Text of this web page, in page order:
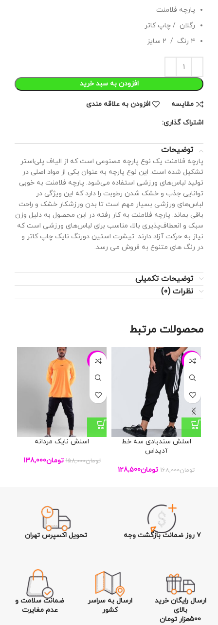
پارچه فلامنت
رگلان / چاپ کاتر
۴ رنگ / ۲ سایز
افزودن به سبد خرید
مقايسه افزودن به علاقه مندی
اشتراک گذاری:
توضیحات
پارچه فلامنت یک نوع پارچه مصنوعی است که از الیاف پلی‌استر
تشکیل شده است. این نوع پارچه به عنوان یکی از مواد اصلی در
تولید لباس‌های ورزشی استفاده می‌شود. پارچه فلامنت به خوبی
توانایی جذب و خشک شدن رطوبت را دارد که این ویژگی در
لباس‌های ورزشی بسیار مهم است تا بدن ورزشکار خشک و راحت
باقی بماند. پارچه فلامنت به کار رفته در این محصول به دلیل وزن
سبک و انعطاف‌پذیری بالا، مناسب برای لباس‌های ورزشی است که
نیاز به حرکت آزاد دارند. تیشرت استین دورنگ نایک چاپ کاتر و
در رنگ های متنوع به فروش می رسد.
توضیحات تکمیلی
نظرات (0)
محصولات مرتبط
-24%
اسلش سندبادی سه خط
آدیداس
تومان168,000 تومان128,500
-13%
اسلش نایک مردانه
تومان158,000 تومان138,000
۷ روز ضمانت بازگشت وجه تحویل اکسپرس تهران
ارسال رایگان خرید
بالای
500هزار تومان
ارسال به سراسر
کشور
ضمانت سلامت و
عدم مغایرت